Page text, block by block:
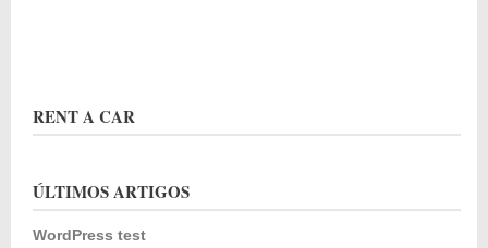
RENT A CAR
ÚLTIMOS ARTIGOS
WordPress test